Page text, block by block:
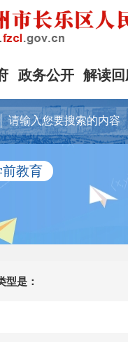
政务公开 解读回
前教育
型是：